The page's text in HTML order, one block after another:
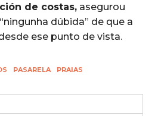
de costas, asegurou
dúbida” de que a
ese punto de vista.
PASARELA PRAIAS